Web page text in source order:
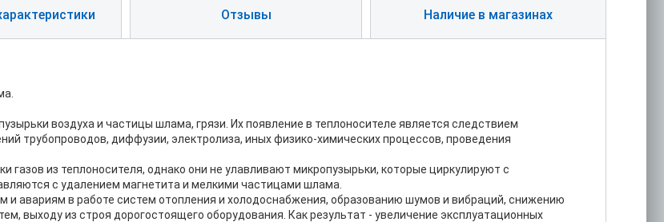
Отзывы Наличие в магазинах
воздуха и частицы шлама, грязи. Их появление в теплоносителе является следствием
трубопроводов, диффузии, электролиза, иных физико-химических процессов, проведения
из теплоносителя, однако они не улавливают микропузырьки, которые циркулируют с
с удалением магнетита и мелкими частицами шлама.
и авариям в работе систем отопления и холодоснабжения, образованию шумов и вибраций, снижению
выходу из строя дорогостоящего оборудования. Как результат - увеличение эксплуатационных